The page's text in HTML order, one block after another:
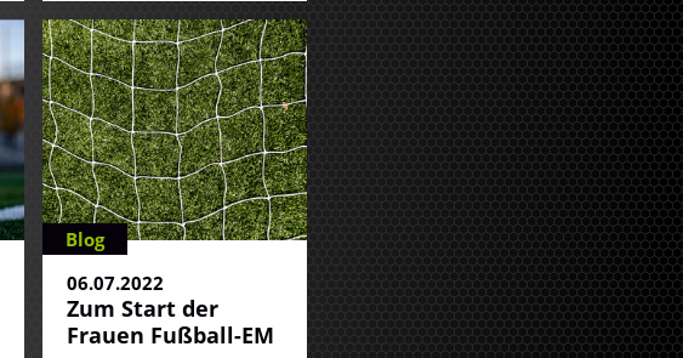
Blog
06.07.2022
Zum Start der
Frauen Fußball-EM